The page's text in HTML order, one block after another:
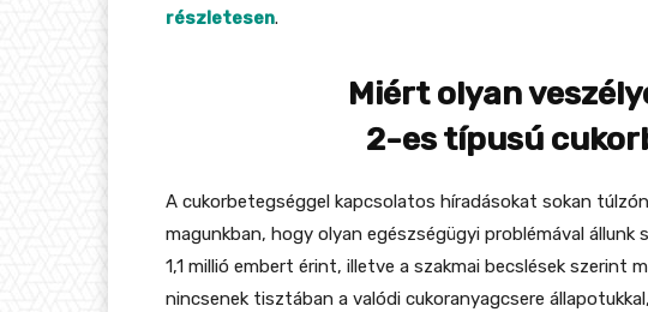
részletesen.
Miért olyan
2-es típusú
A cukorbetegséggel kapcsolatos híradásokat sokan
magunkban, hogy olyan egészségügyi problémával
1,1 millió embert érint, illetve a szakmai becslések szerint
nincsenek tisztában a valódi cukoranyagcsere